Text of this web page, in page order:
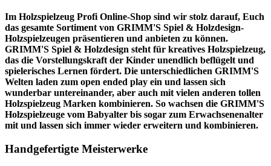
Im Holzspielzeug Profi Online-Shop sind wir stolz darauf, Euch
das gesamte Sortiment von GRIMM'S Spiel & Holzdesign-
Holzspielzeugen präsentieren und anbieten zu können.
GRIMM'S Spiel & Holzdesign steht für kreatives Holzspielzeug,
das die Vorstellungskraft der Kinder unendlich beflügelt und
spielerisches Lernen fördert. Die unterschiedlichen GRIMM'S
Welten laden zum open ended play ein und lassen sich
wunderbar untereinander, aber auch mit vielen anderen tollen
Holzspielzeug Marken kombinieren. So wachsen die GRIMM'S
Holzspielzeuge vom Babyalter bis sogar zum Erwachsenenalter
mit und lassen sich immer wieder erweitern und kombinieren.
Handgefertigte Meisterwerke